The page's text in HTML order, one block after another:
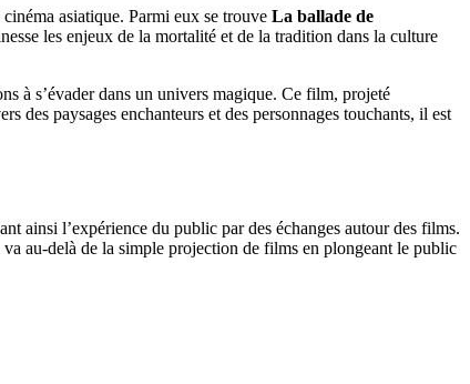
asiatique. Parmi eux se trouve La ballade de
les enjeux de la mortalité et de la tradition dans la culture
à s’évader dans un univers magique. Ce film, projeté
des paysages enchanteurs et des personnages touchants, il est
ainsi l’expérience du public par des échanges autour des films.
au-delà de la simple projection de films en plongeant le public